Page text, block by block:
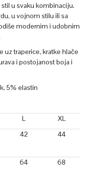
u svaku kombinaciju.
u vojnom stilu ili sa
modernim i udobnim
uz traperice, kratke hlače
i postojanost boja i
5% elastin
L XL
42 44
64 68